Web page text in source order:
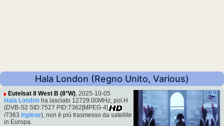
Hala London (Regno Unito, Various)
Eutelsat 8 West B (8°W), 2025-10-05
Hala London ha lasciato 12729.00MHz, pol.H
(DVB-S2 SID:7527 PID:7362[MPEG-4]
/7363 Inglese), non è più trasmesso da satellite
in Europa.